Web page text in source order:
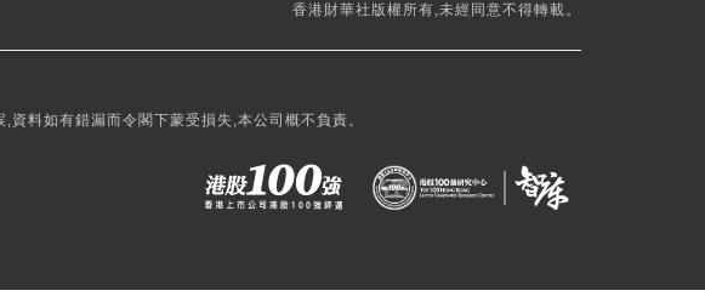
香港財華社版權所有,未經同意不得轉載。
料如有錯漏而令閣下蒙受損失,本公司概不負責。